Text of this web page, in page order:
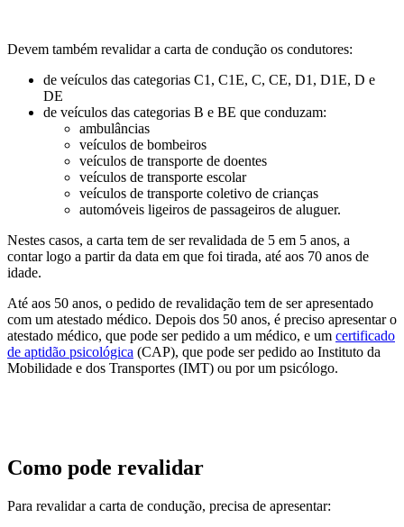
Devem também revalidar a carta de condução os condutores:
de veículos das categorias C1, C1E, C, CE, D1, D1E, D e
DE
de veículos das categorias B e BE que conduzam:
ambulâncias
veículos de bombeiros
veículos de transporte de doentes
veículos de transporte escolar
veículos de transporte coletivo de crianças
automóveis ligeiros de passageiros de aluguer.
Nestes casos, a carta tem de ser revalidada de 5 em 5 anos, a
contar logo a partir da data em que foi tirada, até aos 70 anos de
idade.
Até aos 50 anos, o pedido de revalidação tem de ser apresentado
com um atestado médico. Depois dos 50 anos, é preciso apresentar o
atestado médico, que pode ser pedido a um médico, e um certificado
de aptidão psicológica (CAP), que pode ser pedido ao Instituto da
Mobilidade e dos Transportes (IMT) ou por um psicólogo.
Como pode revalidar
Para revalidar a carta de condução, precisa de apresentar: